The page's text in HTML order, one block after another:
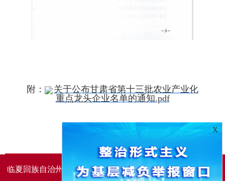
附：
关于公布甘肃省第十三批农业产业化
重点龙头企业名单的通知.pdf
临夏回族自治州人民政府办公室主办 临夏回族自治州人民政
X